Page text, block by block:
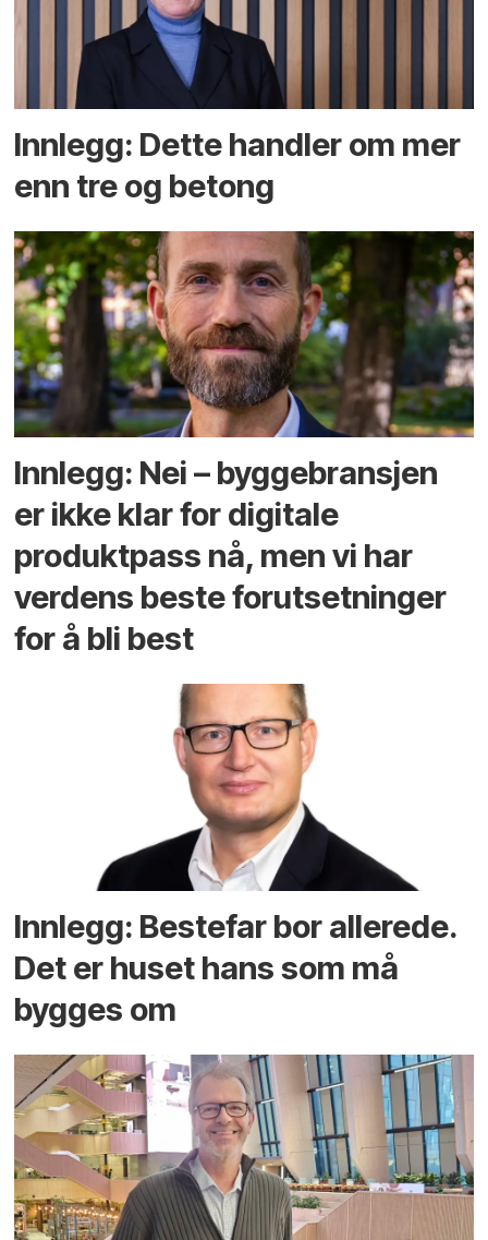
Innlegg: Dette handler om mer
enn tre og betong
Innlegg: Nei – byggebransjen
er ikke klar for digitale
produktpass nå, men vi har
verdens beste forutsetninger
for å bli best
Innlegg: Bestefar bor allerede.
Det er huset hans som må
bygges om